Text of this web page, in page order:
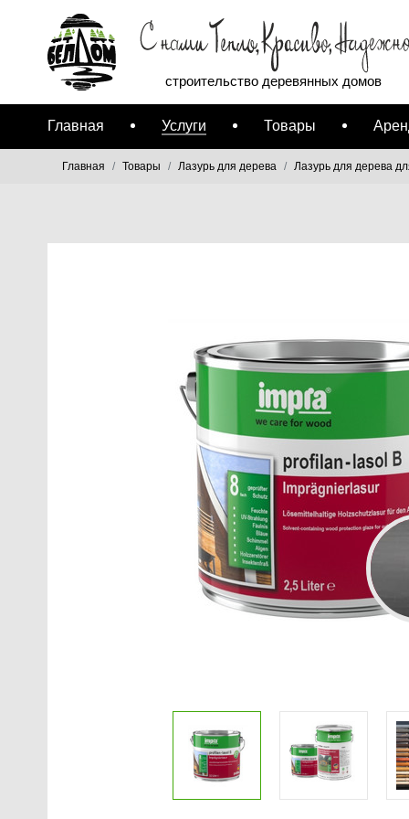
строительство деревянных домов
Главная Услуги Товары
Главная Товары Лазурь для дерева Лазурь для дерева